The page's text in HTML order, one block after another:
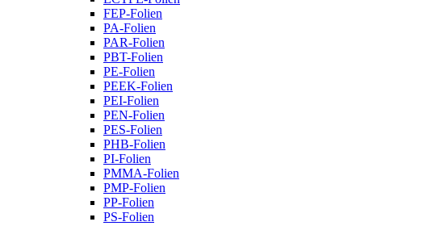
FEP-Folien
PA-Folien
PAR-Folien
PBT-Folien
PE-Folien
PEEK-Folien
PEI-Folien
PEN-Folien
PES-Folien
PHB-Folien
PI-Folien
PMMA-Folien
PMP-Folien
PP-Folien
PS-Folien